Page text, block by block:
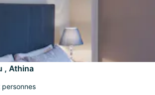
, Athina